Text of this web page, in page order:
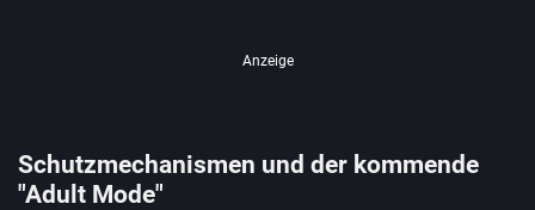
Anzeige
Schutzmechanismen und der kommende
"Adult Mode"